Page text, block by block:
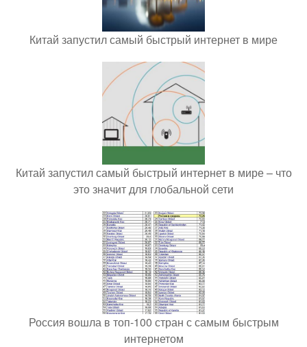
Китай запустил самый быстрый интернет в мире
Китай запустил самый быстрый интернет в мире – что
это значит для глобальной сети
Россия вошла в топ-100 стран с самым быстрым
интернетом